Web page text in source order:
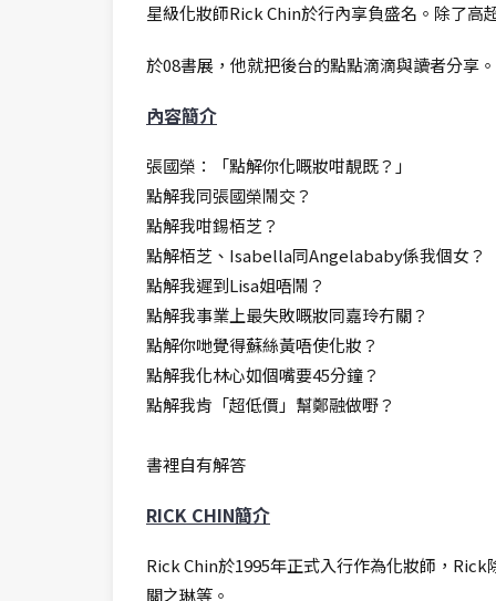
星級化妝師Rick Chin於行內享負盛名。除了高
於08書展，他就把後台的點點滴滴與讀者分享。
內容簡介
張國榮：「點解你化嘅妝咁靚既？」
點解我同張國榮鬧交？
點解我咁錫栢芝？
點解栢芝、Isabella同Angelababy係我個女？
點解我遲到Lisa姐唔鬧？
點解我事業上最失敗嘅妝同嘉玲冇關？
點解你哋覺得蘇絲黃唔使化妝？
點解我化林心如個嘴要45分鐘？
點解我肯「超低價」幫鄭融做嘢？
書裡自有解答
RICK CHIN簡介
Rick Chin於1995年正式入行作為化妝師，
關之琳等。